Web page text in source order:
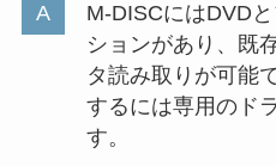
M-DISCにはDVD
ションがあり、既
タ読み取りが可能
するには専用のド
す。